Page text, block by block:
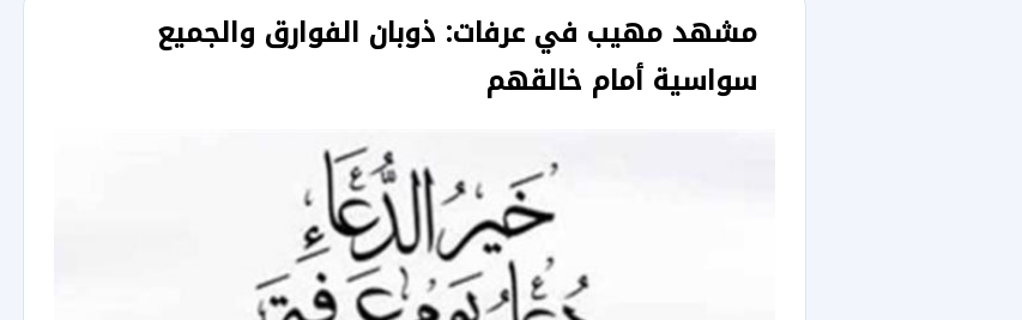
مشهد مهيب في عرفات: ذوبان الفوارق والجميع
سواسية أمام خالقهم